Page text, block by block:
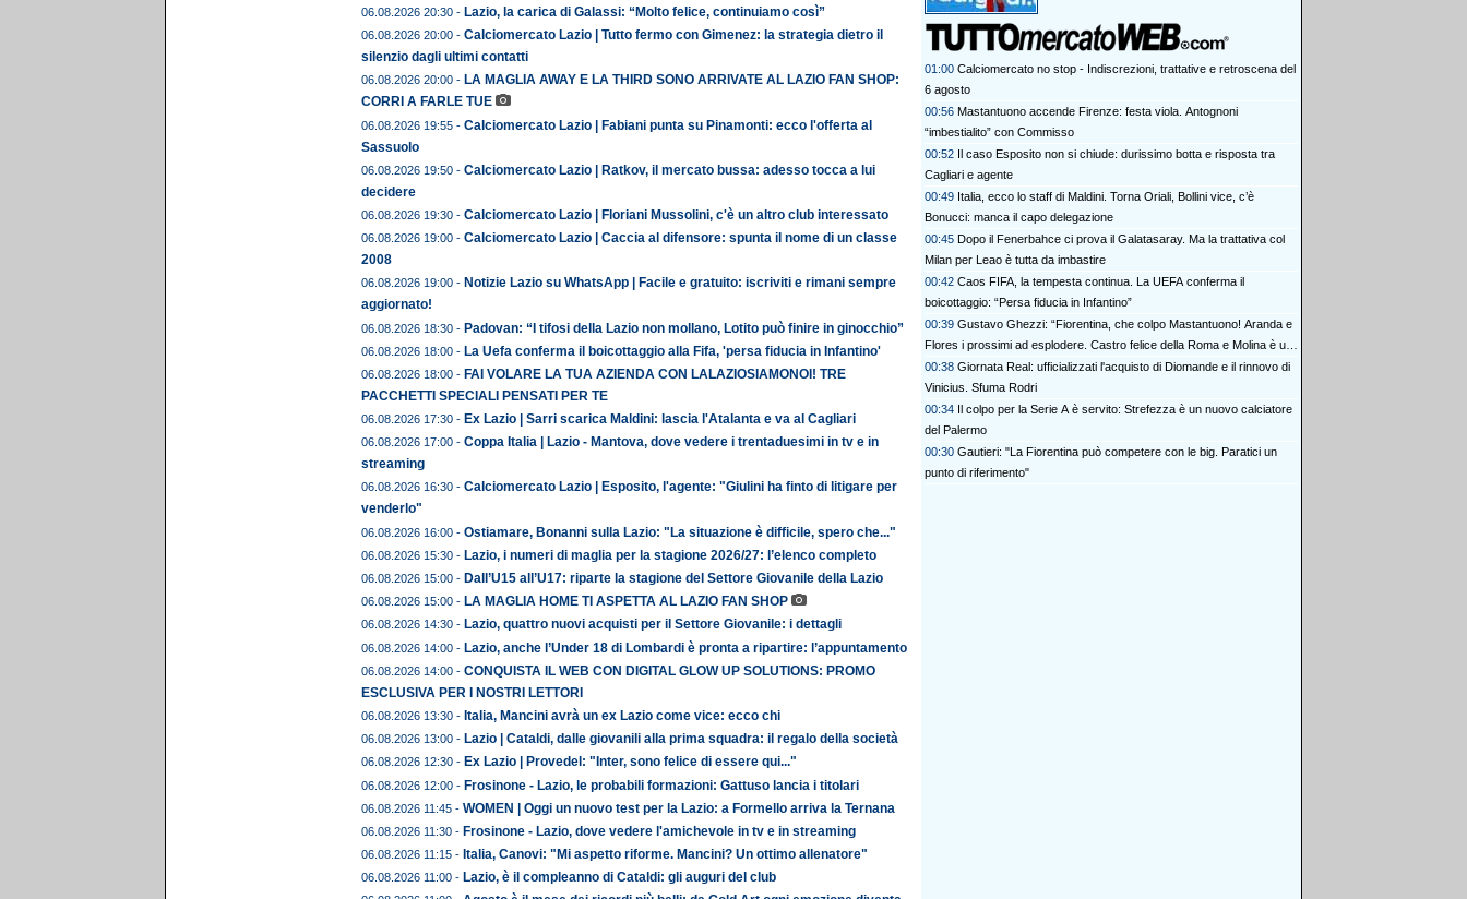
06.08.2026 20:30 - Lazio, la carica di Galassi: “Molto felice, continuiamo così”
06.08.2026 20:00 - Calciomercato Lazio | Tutto fermo con Gimenez: la strategia dietro il
silenzio dagli ultimi contatti
06.08.2026 20:00 - LA MAGLIA AWAY E LA THIRD SONO ARRIVATE AL LAZIO FAN SHOP:
CORRI A FARLE TUE
06.08.2026 19:55 - Calciomercato Lazio | Fabiani punta su Pinamonti: ecco l'offerta al
Sassuolo
06.08.2026 19:50 - Calciomercato Lazio | Ratkov, il mercato bussa: adesso tocca a lui
decidere
06.08.2026 19:30 - Calciomercato Lazio | Floriani Mussolini, c'è un altro club interessato
06.08.2026 19:00 - Calciomercato Lazio | Caccia al difensore: spunta il nome di un classe
2008
06.08.2026 19:00 - Notizie Lazio su WhatsApp | Facile e gratuito: iscriviti e rimani sempre
aggiornato!
06.08.2026 18:30 - Padovan: “I tifosi della Lazio non mollano, Lotito può finire in ginocchio”
06.08.2026 18:00 - La Uefa conferma il boicottaggio alla Fifa, 'persa fiducia in Infantino'
06.08.2026 18:00 - FAI VOLARE LA TUA AZIENDA CON LALAZIOSIAMONOI! TRE
PACCHETTI SPECIALI PENSATI PER TE
06.08.2026 17:30 - Ex Lazio | Sarri scarica Maldini: lascia l'Atalanta e va al Cagliari
06.08.2026 17:00 - Coppa Italia | Lazio - Mantova, dove vedere i trentaduesimi in tv e in
streaming
06.08.2026 16:30 - Calciomercato Lazio | Esposito, l'agente: "Giulini ha finto di litigare per
venderlo"
06.08.2026 16:00 - Ostiamare, Bonanni sulla Lazio: "La situazione è difficile, spero che..."
06.08.2026 15:30 - Lazio, i numeri di maglia per la stagione 2026/27: l’elenco completo
06.08.2026 15:00 - Dall’U15 all’U17: riparte la stagione del Settore Giovanile della Lazio
06.08.2026 15:00 - LA MAGLIA HOME TI ASPETTA AL LAZIO FAN SHOP
06.08.2026 14:30 - Lazio, quattro nuovi acquisti per il Settore Giovanile: i dettagli
06.08.2026 14:00 - Lazio, anche l’Under 18 di Lombardi è pronta a ripartire: l’appuntamento
06.08.2026 14:00 - CONQUISTA IL WEB CON DIGITAL GLOW UP SOLUTIONS: PROMO
ESCLUSIVA PER I NOSTRI LETTORI
06.08.2026 13:30 - Italia, Mancini avrà un ex Lazio come vice: ecco chi
06.08.2026 13:00 - Lazio | Cataldi, dalle giovanili alla prima squadra: il regalo della società
06.08.2026 12:30 - Ex Lazio | Provedel: "Inter, sono felice di essere qui..."
06.08.2026 12:00 - Frosinone - Lazio, le probabili formazioni: Gattuso lancia i titolari
06.08.2026 11:45 - WOMEN | Oggi un nuovo test per la Lazio: a Formello arriva la Ternana
06.08.2026 11:30 - Frosinone - Lazio, dove vedere l'amichevole in tv e in streaming
06.08.2026 11:15 - Italia, Canovi: "Mi aspetto riforme. Mancini? Un ottimo allenatore"
06.08.2026 11:00 - Lazio, è il compleanno di Cataldi: gli auguri del club
01:00 Calciomercato no stop - Indiscrezioni, trattative e retroscena del
6 agosto
00:56 Mastantuono accende Firenze: festa viola. Antognoni
“imbestialito” con Commisso
00:52 Il caso Esposito non si chiude: durissimo botta e risposta tra
Cagliari e agente
00:49 Italia, ecco lo staff di Maldini. Torna Oriali, Bollini vice, c’è
Bonucci: manca il capo delegazione
00:45 Dopo il Fenerbahce ci prova il Galatasaray. Ma la trattativa col
Milan per Leao è tutta da imbastire
00:42 Caos FIFA, la tempesta continua. La UEFA conferma il
boicottaggio: “Persa fiducia in Infantino”
00:39 Gustavo Ghezzi: “Fiorentina, che colpo Mastantuono! Aranda e
Flores i prossimi ad esplodere. Castro felice della Roma e Molina è un
bel colpo”
00:38 Giornata Real: ufficializzati l'acquisto di Diomande e il rinnovo di
Vinicius. Sfuma Rodri
00:34 Il colpo per la Serie A è servito: Strefezza è un nuovo calciatore
del Palermo
00:30 Gautieri: "La Fiorentina può competere con le big. Paratici un
punto di riferimento"